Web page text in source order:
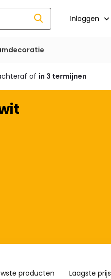
Inloggen
of in 3 termijnen
producten Laagste prijs